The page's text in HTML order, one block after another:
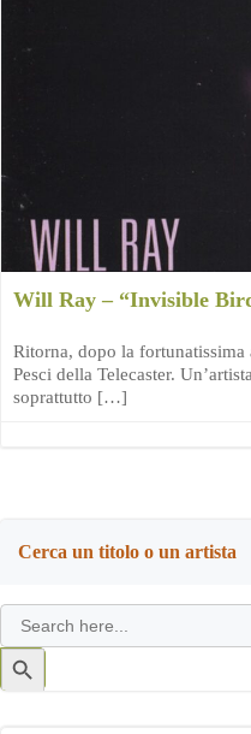
Will Ray – “Invisible
Ritorna, dopo la
Pesci della Telecaster.
soprattutto […]
Cerca un titolo o un artista
Search
for:
Search
Button